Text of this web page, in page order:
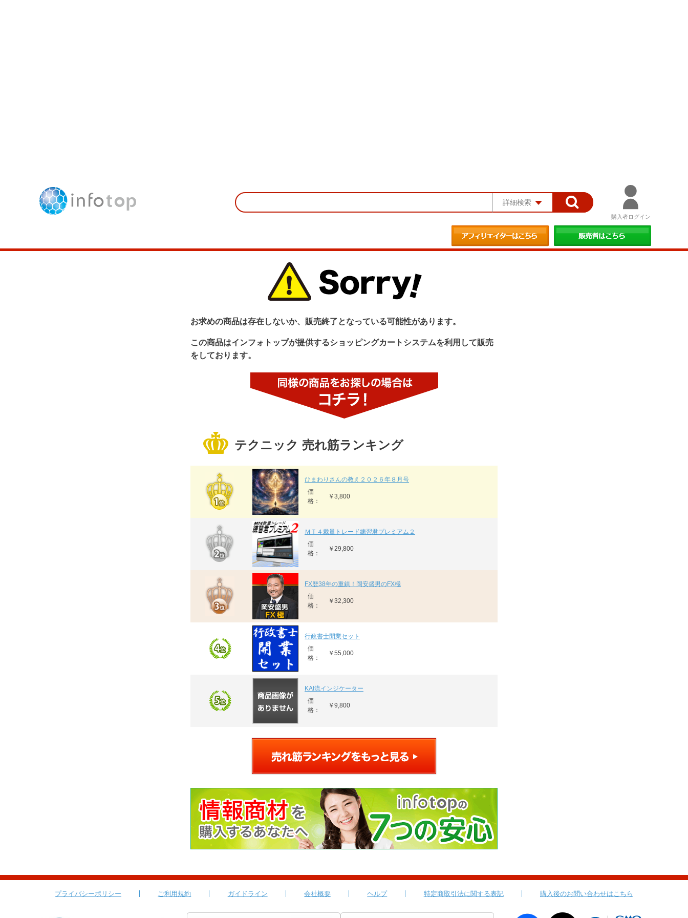
詳細検索
購入者ログイン
お求めの商品は存在しないか、販売終了となっている可能性があります。
この商品はインフォトップが提供するショッピングカートシステムを利用して販売
をしております。
テクニック 売れ筋ランキング
ひまわりさんの教え２０２６年８月号
価
格：
￥3,800
ＭＴ４裁量トレード練習君プレミアム２
価
格：
￥29,800
FX歴38年の重鎮！岡安盛男のFX極
価
格：
￥32,300
行政書士開業セット
価
格：
￥55,000
KAI流インジケーター
価
格：
￥9,800
プライバシーポリシー ご利用規約 ガイドライン 会社概要 ヘルプ 特定商取引法に関する表記 購入後のお問い合わせはこちら